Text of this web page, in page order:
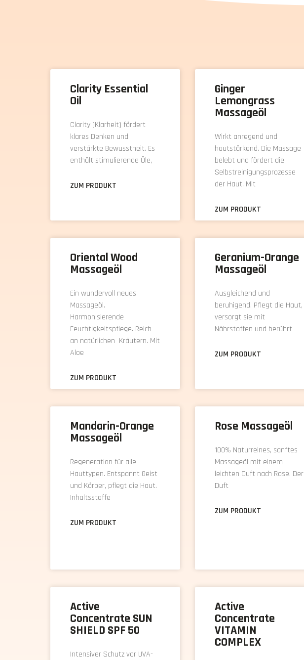
Clarity Essential
Oil
Clarity (Klarheit) fördert
klares Denken und
verstärkte Bewusstheit. Es
enthält stimulierende Öle,
ZUM PRODUKT
Ginger
Lemongrass
Massageöl
Wirkt anregend und
hautstärkend. Die Massage
belebt und fördert die
Selbstreinigungsprozesse
der Haut. Mit
ZUM PRODUKT
Oriental Wood
Massageöl
Ein wundervoll neues
Massageöl.
Harmonisierende
Feuchtigkeitspflege. Reich
an natürlichen Kräutern. Mit
Aloe
ZUM PRODUKT
Geranium-Orange
Massageöl
Ausgleichend und
beruhigend. Pflegt die Haut,
versorgt sie mit
Nährstoffen und berührt
ZUM PRODUKT
Mandarin-Orange
Massageöl
Regeneration für alle
Hauttypen. Entspannt Geist
und Körper, pflegt die Haut.
Inhaltsstoffe
ZUM PRODUKT
Rose Massageöl
100% Naturreines, sanftes
Massageöl mit einem
leichten Duft nach Rose. Der
Duft
ZUM PRODUKT
Active
Concentrate SUN
SHIELD SPF 50
Intensiver Schutz vor UVA-
Active
Concentrate
VITAMIN
COMPLEX